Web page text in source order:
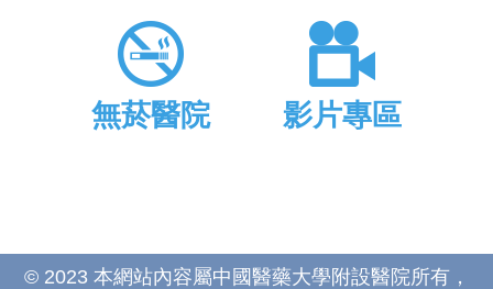
無菸醫院 影片專區
© 2023 本網站內容屬中國醫藥大學附設醫院所有，